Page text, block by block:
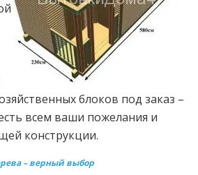
блоков под заказ –
всем ваши пожелания и
конструкции.
– верный выбор